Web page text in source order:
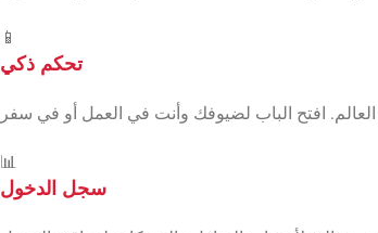
📱
تحكم ذكي
📊
سجل الدخول